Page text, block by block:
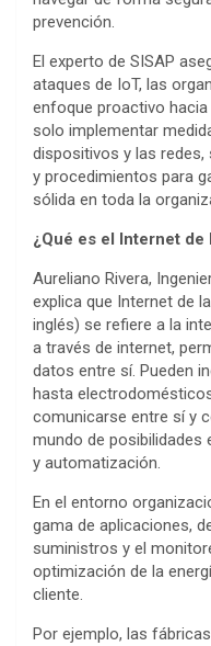
prevención.
El experto de SISAP
ataques de IoT, las
enfoque proactivo hacia
solo implementar
dispositivos y las
y procedimientos para
sólida en toda la
¿Qué es el Internet de
Aureliano Rivera,
explica que Internet de
inglés) se refiere a la
a través de internet,
datos entre sí. Pueden
hasta
comunicarse entre sí y
mundo de posibilidades
y automatización.
En el entorno
gama de aplicaciones,
suministros y el
optimización de la
cliente.
Por ejemplo, las